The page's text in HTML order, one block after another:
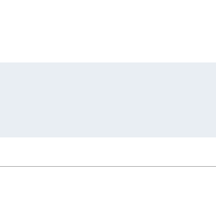
ли как-то привлечь